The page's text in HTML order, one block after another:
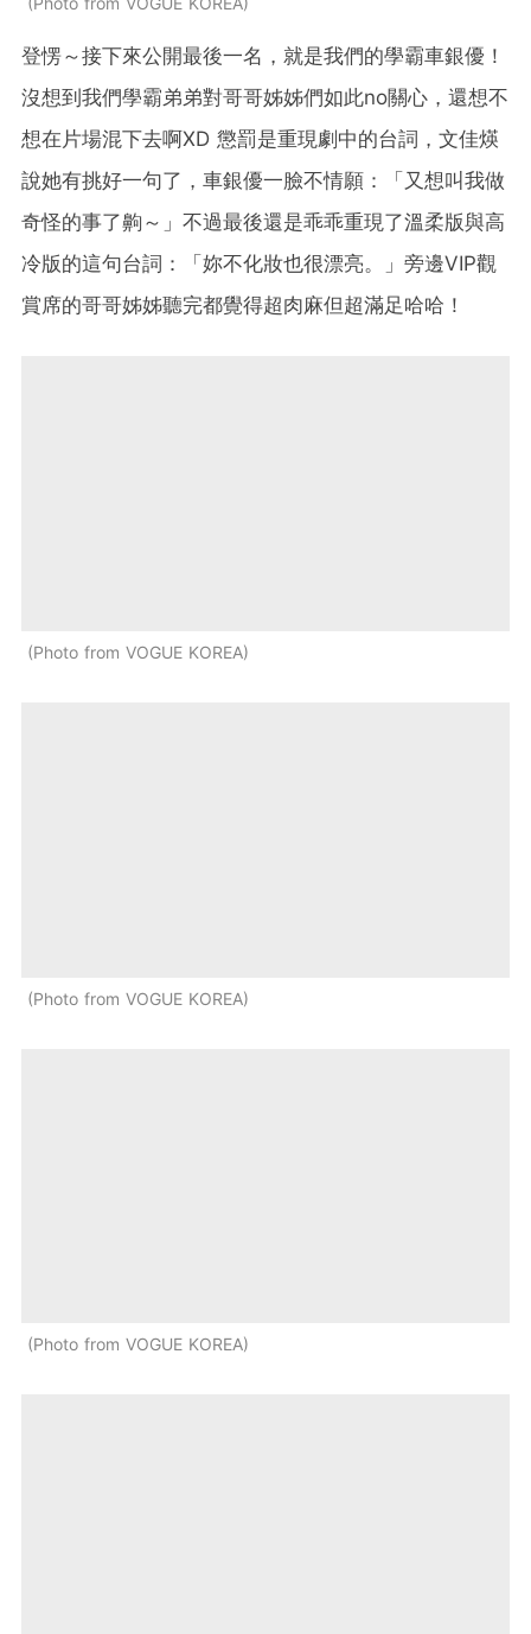
登愣～接下來公開最後一名，就是我們的學霸車銀優！
沒想到我們學霸弟弟對哥哥姊姊們如此no關心，還想不
想在片場混下去啊XD 懲罰是重現劇中的台詞，文佳煐
說她有挑好一句了，車銀優一臉不情願：「又想叫我做
奇怪的事了齁～」不過最後還是乖乖重現了溫柔版與高
冷版的這句台詞：「妳不化妝也很漂亮。」旁邊VIP觀
賞席的哥哥姊姊聽完都覺得超肉麻但超滿足哈哈！
Photo from VOGUE KOREA
Photo from VOGUE KOREA
Photo from VOGUE KOREA